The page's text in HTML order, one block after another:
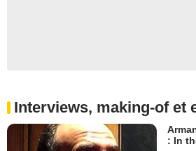
Interviews, making-of et
: In